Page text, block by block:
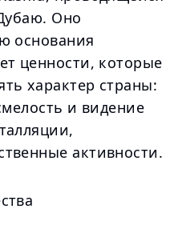
Оно
основания
ценности, которые
характер страны:
и видение
активности.